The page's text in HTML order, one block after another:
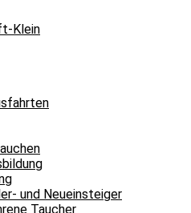
und Neueinsteiger
Taucher